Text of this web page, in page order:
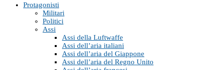
Protagonisti
Militari
Politici
Assi
Assi della Luftwaffe
Assi dell’aria italiani
Assi dell’aria del Giappone
Assi dell’aria del Regno Unito